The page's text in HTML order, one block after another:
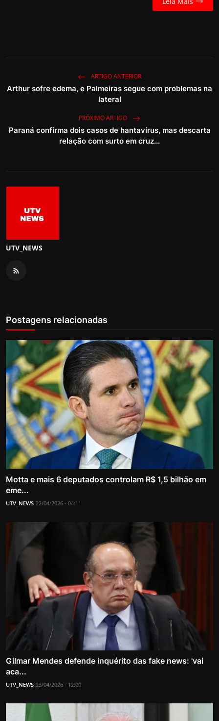
ARTIGO ANTERIOR
Arthur sofre edema, e Palmeiras segue com problemas na
lateral
PRÓXIMO ARTIGO
Paraná confirma dois casos de hantavírus, mas descarta
relação com surto em cruz...
UTV_NEWS
Postagens relacionadas
Motta e mais 6 deputados controlam R$ 1,5 bilhão em
eme...
UTV_NEWS 22/04/2026 - 04:11
Gilmar Mendes defende inquérito das fake news: 'vai
aca...
UTV_NEWS 23/04/2026 - 12:00